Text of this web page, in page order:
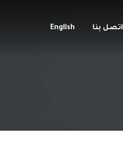
اتصل بنا English